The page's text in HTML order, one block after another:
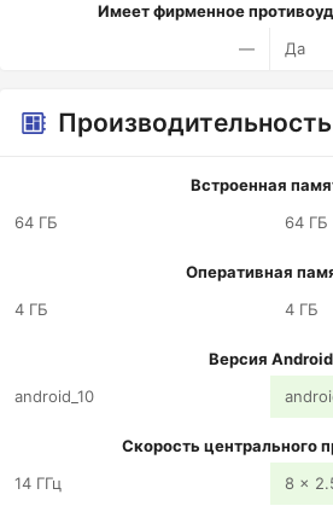
Имеет фирменное
—
Да
Производительность
Встроенная
64 ГБ
64 ГБ
Оперативная
4 ГБ
4 ГБ
Версия Android
android_10
Скорость центрального
14 ГГц
8 x